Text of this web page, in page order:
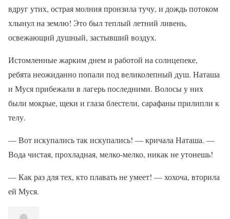
вдруг утих, острая молния пронзила тучу, и дождь потоком
хлынул на землю! Это был теплый летний ливень,
освежающий душный, застывший воздух.
Истомленные жарким днем и работой на солнцепеке,
ребята неожиданно попали под великолепный душ. Наташа
и Муся прибежали в лагерь последними. Волосы у них
были мокрые, щеки и глаза блестели, сарафаны прилипли к
телу.
— Вот искупались так искупались! — кричала Наташа. —
Вода чистая, прохладная, мелко-мелко, никак не утонешь!
— Как раз для тех, кто плавать не умеет! — хохоча, вторила
ей Муся.